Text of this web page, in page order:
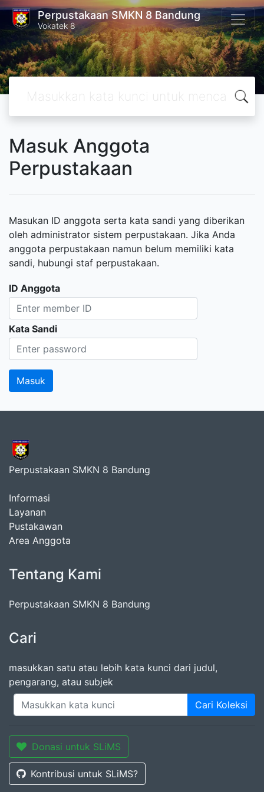
Perpustakaan SMKN 8 Bandung
Vokatek 8
Masuk Anggota
Perpustakaan
Masukan ID anggota serta kata sandi yang diberikan
oleh administrator sistem perpustakaan. Jika Anda
anggota perpustakaan namun belum memiliki kata
sandi, hubungi staf perpustakaan.
ID Anggota
Kata Sandi
Perpustakaan SMKN 8 Bandung
Informasi
Layanan
Pustakawan
Area Anggota
Tentang Kami
Perpustakaan SMKN 8 Bandung
Cari
masukkan satu atau lebih kata kunci dari judul,
pengarang, atau subjek
Cari Koleksi
Donasi untuk SLiMS
Kontribusi untuk SLiMS?